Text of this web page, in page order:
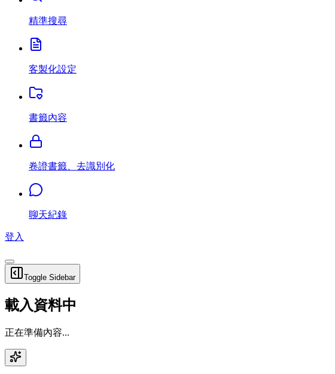
精準搜尋
客製化設定
書籤內容
卷證書籤、去識別化
聊天紀錄
登入
Toggle Sidebar
載入資料中
正在準備內容...